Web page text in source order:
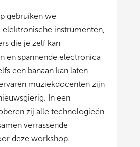
gebruiken we
instrumenten,
die je zelf kan
en spannende electronica
een banaan kan laten
muziekdocenten zijn
In een
zij alle technologieën
verrassende
deze workshop.